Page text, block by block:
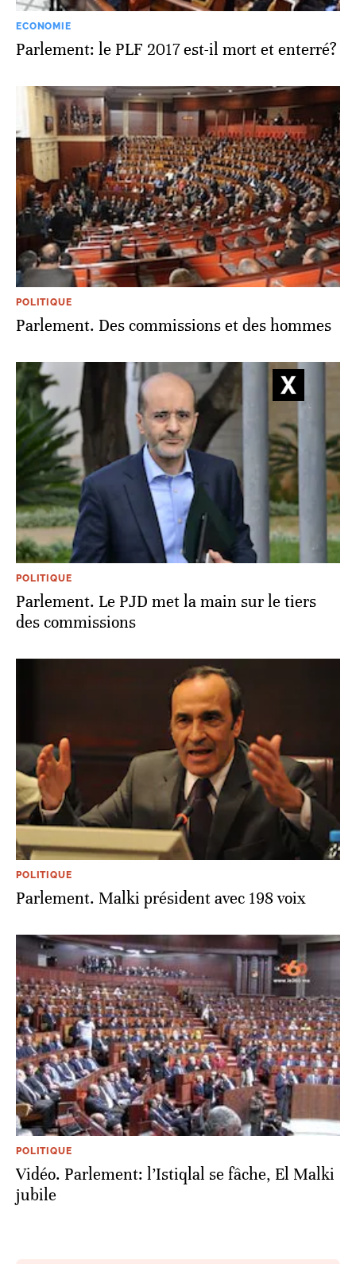
ECONOMIE
Parlement: le PLF 2017 est-il mort et enterré?
POLITIQUE
Parlement. Des commissions et des hommes
POLITIQUE
Parlement. Le PJD met la main sur le tiers
des commissions
POLITIQUE
Parlement. Malki président avec 198 voix
POLITIQUE
Vidéo. Parlement: l’Istiqlal se fâche, El Malki
jubile